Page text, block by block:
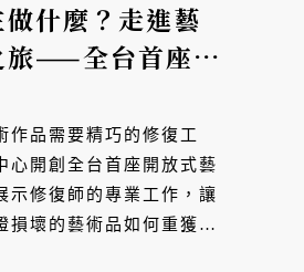
什麼？走進藝
旅——全台首座開
幕後故事
作品需要精巧的修復工
心開創全台首座開放式藝
示修復師的專業工作，讓
損壞的藝術品如何重獲新